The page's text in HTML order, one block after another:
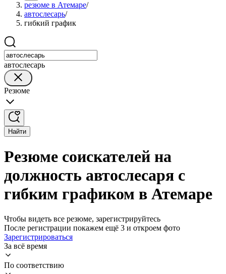
резюме в Атемаре/
автослесарь/
гибкий график
автослесарь
Резюме
Найти
Резюме соискателей на
должность автослесаря с
гибким графиком в Атемаре
Чтобы видеть все резюме, зарегистрируйтесь
После регистрации покажем ещё 3 и откроем фото
Зарегистрироваться
За всё время
По соответствию